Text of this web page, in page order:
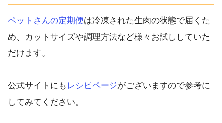
ペットさんの定期便は冷凍された生肉の状態で届くた
め、カットサイズや調理方法など様々お試ししていた
だけます。
公式サイトにも レシピページがございますので参考に
してみてください。